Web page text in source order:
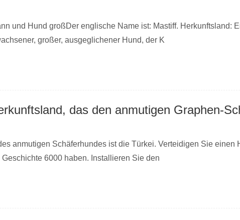
und Hund großDer englische Name ist: Mastiff. Herkunftsland:
großer, ausgeglichener Hund, der K
anmutigen Schäferhundes ist die Türkei. Verteidigen Sie einen
6000 haben. Installieren Sie den